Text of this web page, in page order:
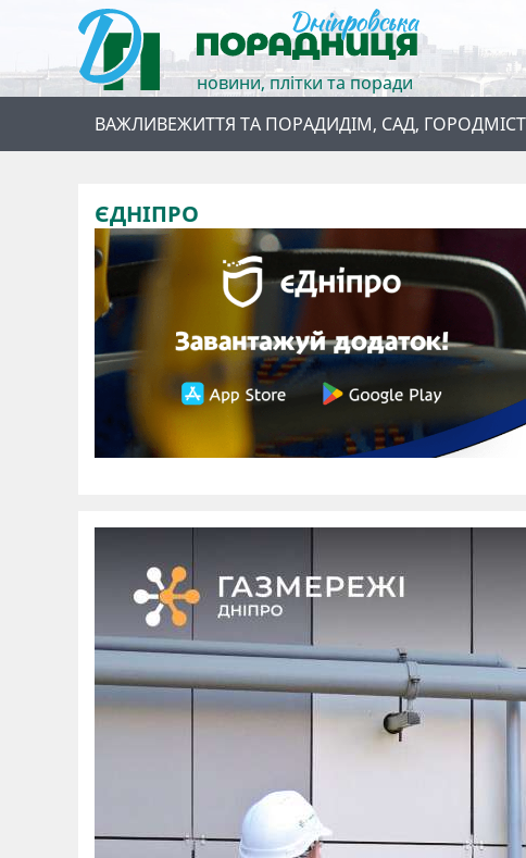
новини, плітки та поради
ВАЖЛИВЕЖИТТЯ ТА ПОРАДИДІМ, САД, ГОРОД
ЄДНІПРО